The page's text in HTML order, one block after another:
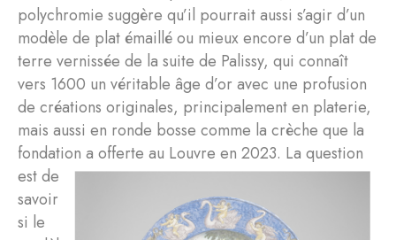
polychromie suggère qu’il pourrait aussi s’agir d’un
modèle de plat émaillé ou mieux encore d’un plat de
terre vernissée de la suite de Palissy, qui connaît
vers 1600 un véritable âge d’or avec une profusion
de créations originales, principalement en platerie,
mais aussi en ronde bosse comme la crèche que la
fondation a offerte au Louvre en 2023. La question
est de
savoir
si le